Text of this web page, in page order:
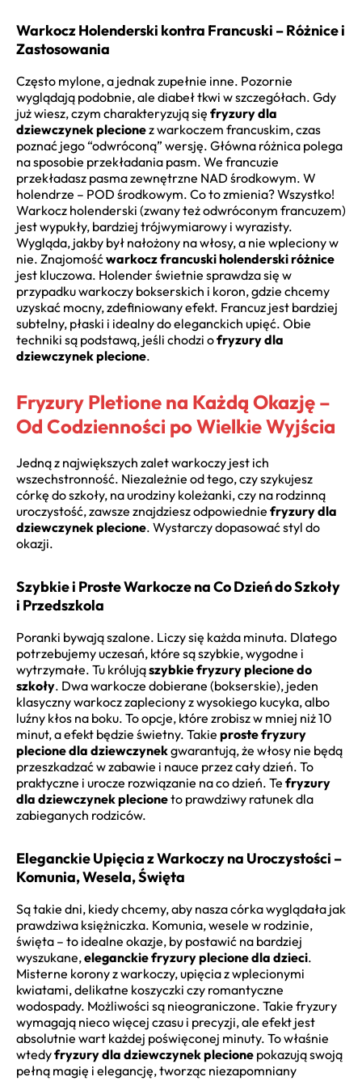
Warkocz Holenderski kontra Francuski – Różnice i
Zastosowania
Często mylone, a jednak zupełnie inne. Pozornie
wyglądają podobnie, ale diabeł tkwi w szczegółach. Gdy
już wiesz, czym charakteryzują się fryzury dla
dziewczynek plecionez warkoczem francuskim, czas
poznać jego “odwróconą” wersję. Główna różnica polega
na sposobie przekładania pasm. We francuzie
przekładasz pasma zewnętrzne NAD środkowym. W
holendrze – POD środkowym. Co to zmienia? Wszystko!
Warkocz holenderski (zwany też odwróconym francuzem)
jest wypukły, bardziej trójwymiarowy i wyrazisty.
Wygląda, jakby był nałożony na włosy, a nie wpleciony w
nie. Znajomośćwarkocz francuski holenderski różnice
jest kluczowa. Holender świetnie sprawdza się w
przypadku warkoczy bokserskich i koron, gdzie chcemy
uzyskać mocny, zdefiniowany efekt. Francuz jest bardziej
subtelny, płaski i idealny do eleganckich upięć. Obie
techniki są podstawą, jeśli chodzi ofryzury dla
dziewczynek plecione.
Fryzury Pletione na Każdą Okazję –
Od Codzienności po Wielkie Wyjścia
Jedną z największych zalet warkoczy jest ich
wszechstronność. Niezależnie od tego, czy szykujesz
córkę do szkoły, na urodziny koleżanki, czy na rodzinną
uroczystość, zawsze znajdziesz odpowiednie fryzury dla
dziewczynek plecione. Wystarczy dopasować styl do
okazji.
Szybkie i Proste Warkocze na Co Dzień do Szkoły
i Przedszkola
Poranki bywają szalone. Liczy się każda minuta. Dlatego
potrzebujemy uczesań, które są szybkie, wygodne i
wytrzymałe. Tu królująszybkie fryzury plecione do
szkoły. Dwa warkocze dobierane (bokserskie), jeden
klasyczny warkocz zapleciony z wysokiego kucyka, albo
luźny kłos na boku. To opcje, które zrobisz w mniej niż 10
minut, a efekt będzie świetny. Takie proste fryzury
plecione dla dziewczynekgwarantują, że włosy nie będą
przeszkadzać w zabawie i nauce przez cały dzień. To
praktyczne i urocze rozwiązanie na co dzień. Te fryzury
dla dziewczynek plecioneto prawdziwy ratunek dla
zabieganych rodziców.
Eleganckie Upięcia z Warkoczy na Uroczystości –
Komunia, Wesela, Święta
Są takie dni, kiedy chcemy, aby nasza córka wyglądała jak
prawdziwa księżniczka. Komunia, wesele w rodzinie,
święta – to idealne okazje, by postawić na bardziej
wyszukane,eleganckie fryzury plecione dla dzieci.
Misterne korony z warkoczy, upięcia z wplecionymi
kwiatami, delikatne koszyczki czy romantyczne
wodospady. Możliwości są nieograniczone. Takie fryzury
wymagają nieco więcej czasu i precyzji, ale efekt jest
absolutnie wart każdej poświęconej minuty. To właśnie
wtedyfryzury dla dziewczynek plecione pokazują swoją
pełną magię i elegancję, tworząc niezapomniany